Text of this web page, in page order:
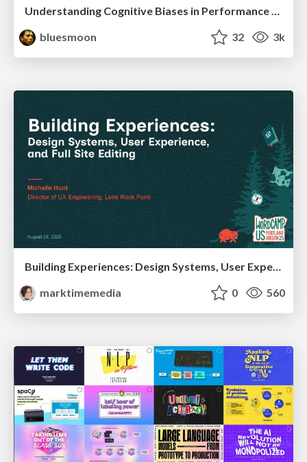
Understanding Cognitive Biases in Performance Measurement
bluesmoon
32 3k
marktimemedia
0 560